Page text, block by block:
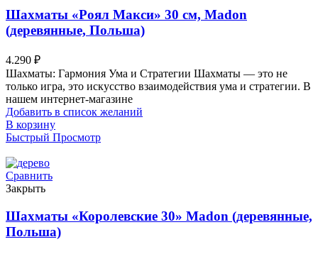
Шахматы «Роял Макси» 30 см, Madon
(деревянные, Польша)
4.290 ₽
Шахматы: Гармония Ума и Стратегии Шахматы — это не
только игра, это искусство взаимодействия ума и стратегии. В
нашем интернет-магазине
Добавить в список желаний
В корзину
Быстрый Просмотр
Сравнить
Закрыть
Шахматы «Королевские 30» Madon (деревянные,
Польша)